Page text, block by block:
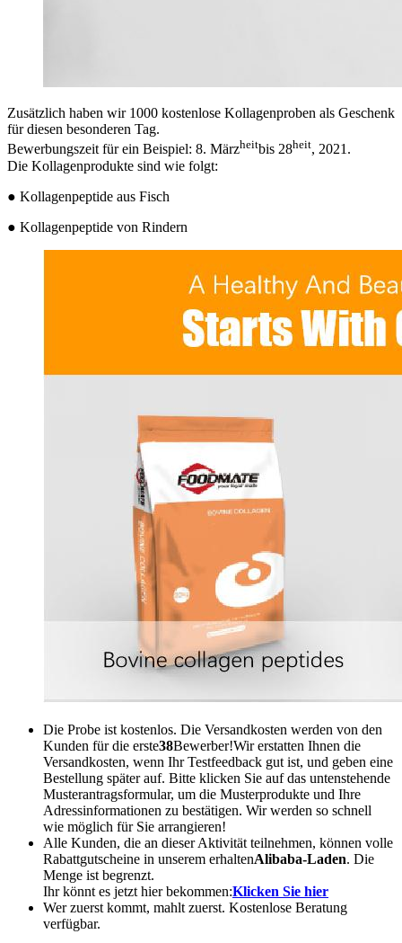
Zusätzlich haben wir 1000 kostenlose Kollagenproben als Geschenk
für diesen besonderen Tag.
Bewerbungszeit für ein Beispiel: 8. Märzheitbis 28heit, 2021.
Die Kollagenprodukte sind wie folgt:
● Kollagenpeptide aus Fisch
● Kollagenpeptide von Rindern
Die Probe ist kostenlos. Die Versandkosten werden von den
Kunden für die erste38Bewerber!Wir erstatten Ihnen die
Versandkosten, wenn Ihr Testfeedback gut ist, und geben eine
Bestellung später auf. Bitte klicken Sie auf das untenstehende
Musterantragsformular, um die Musterprodukte und Ihre
Adressinformationen zu bestätigen. Wir werden so schnell
wie möglich für Sie arrangieren!
Alle Kunden, die an dieser Aktivität teilnehmen, können volle
Rabattgutscheine in unserem erhaltenAlibaba-Laden. Die
Menge ist begrenzt.
Ihr könnt es jetzt hier bekommen:Klicken Sie hier
Wer zuerst kommt, mahlt zuerst. Kostenlose Beratung
verfügbar.